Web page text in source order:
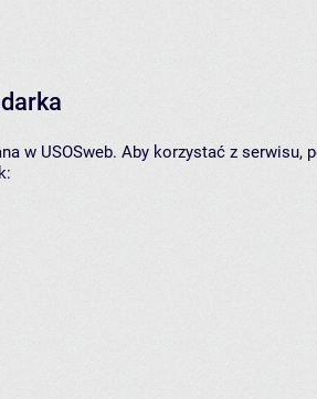
w USOSweb. Aby korzystać z serwisu,